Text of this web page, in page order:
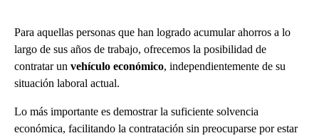
Para aquellas personas que han logrado acumular ahorros a lo
largo de sus años de trabajo, ofrecemos la posibilidad de
contratar un vehículo económico, independientemente de su
situación laboral actual.
Lo más importante es demostrar la suficiente solvencia
económica, facilitando la contratación sin preocuparse por estar